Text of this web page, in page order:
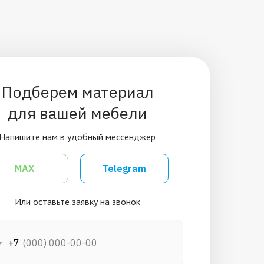
Подберем материал
для вашей мебели
нам в удобный мессенджер
Telegram
Или оставьте заявку на звонок
MAX
+7